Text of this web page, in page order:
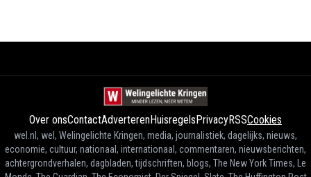
Over onsContactAdverterenHuisregelsPrivacyRSSCookies
wel.nl, wel, Welingelichte Kringen, media, journalistiek, dagelijks, nieuws,
economie, cultuur, nationaal, internationaal, commentaren, nieuwsberichten,
achtergrondverhalen, dagbladen, tijdschriften, blogs, The New York Times, Le